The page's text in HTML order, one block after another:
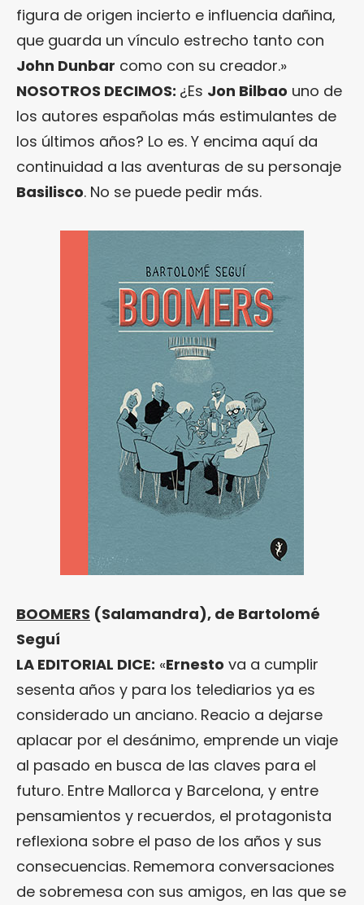
figura de origen incierto e influencia dañina,
que guarda un vínculo estrecho tanto con
John Dunbar como con su creador.»
NOSOTROS DECIMOS: ¿Es Jon Bilbao uno de
los autores españolas más estimulantes de
los últimos años? Lo es. Y encima aquí da
continuidad a las aventuras de su personaje
Basilisco. No se puede pedir más.
BOOMERS (Salamandra), de Bartolomé
Seguí
LA EDITORIAL DICE: «Ernesto va a cumplir
sesenta años y para los telediarios ya es
considerado un anciano. Reacio a dejarse
aplacar por el desánimo, emprende un viaje
al pasado en busca de las claves para el
futuro. Entre Mallorca y Barcelona, y entre
pensamientos y recuerdos, el protagonista
reflexiona sobre el paso de los años y sus
consecuencias. Rememora conversaciones
de sobremesa con sus amigos, en las que se